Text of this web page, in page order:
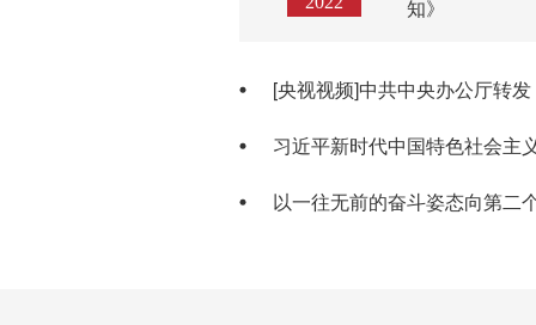
知》
以一往无前的奋斗姿态向第二